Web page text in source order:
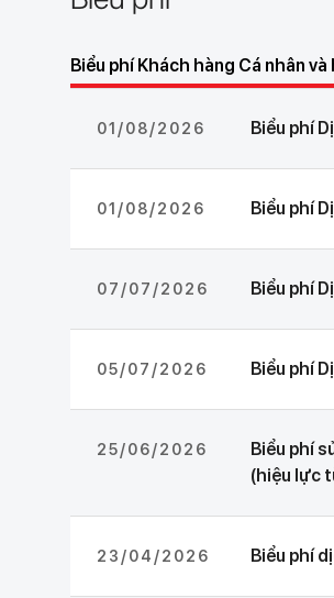
Biểu
DKDK
Biểu phí Khách hàng Cá nhân
01/08/2026 Biểu phí
01/08/2026 Biểu phí
07/07/2026 Biểu phí
05/07/2026 Biểu phí
25/06/2026
Biểu phí
(hiệu lực
23/04/2026 Biểu phí